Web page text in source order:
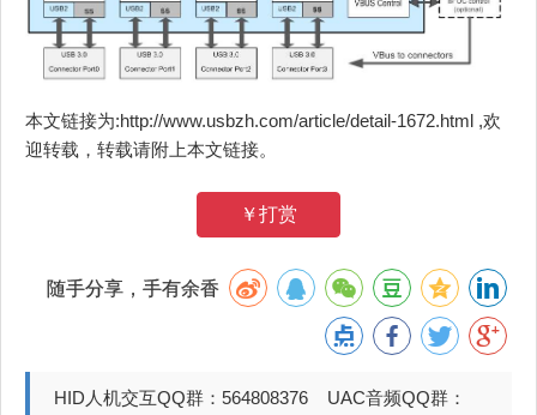
本文链接为:http://www.usbzh.com/article/detail-1672.html ,欢
迎转载，转载请附上本文链接。
￥打赏
随手分享，手有余香
HID人机交互QQ群：564808376 UAC音频QQ群：